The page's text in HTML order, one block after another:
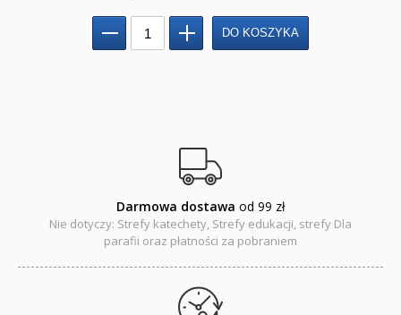
Kreatywne zabawy
Puzzle
QUIZY I ŁAMIGŁÓWKI NA WAKACJE -35%
Darmowa dostawa od 99 zł
Nie dotyczy: Strefy katechety, Strefy edukacji, strefy Dla
parafii oraz płatności za pobraniem